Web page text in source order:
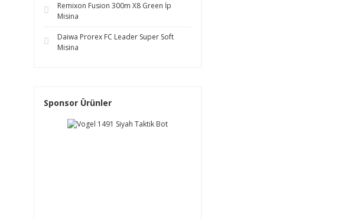
Remixon Fusion 300m X8 Green İp
Misina
Daiwa Prorex FC Leader Super Soft
Misina
Sponsor Ürünler